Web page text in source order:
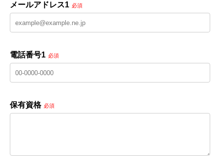
メールアドレス1 必須
電話番号1 必須
保有資格 必須